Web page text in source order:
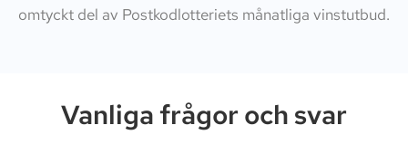
omtyckt del av Postkodlotteriets månatliga vinstutbud.
Vanliga frågor och svar